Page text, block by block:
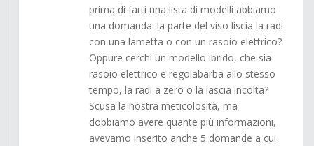
prima di farti una lista di modelli abbiamo
una domanda: la parte del viso liscia la radi
con una lametta o con un rasoio elettrico?
Oppure cerchi un modello ibrido, che sia
rasoio elettrico e regolabarba allo stesso
tempo, la radi a zero o la lascia incolta?
Scusa la nostra meticolosità, ma
dobbiamo avere quante più informazioni,
avevamo inserito anche 5 domande a cui